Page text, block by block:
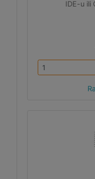
IDE-u ili